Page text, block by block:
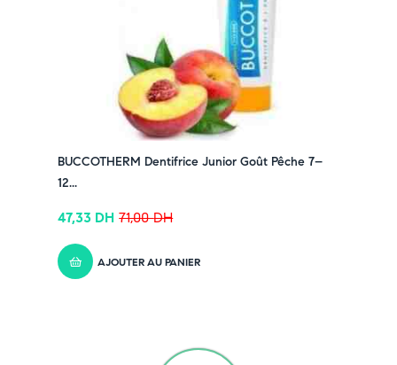
BUCCOTHERM Dentifrice Junior Goût Pêche 7–
12...
71,00DH
47,33 DH
AJOUTER AU PANIER